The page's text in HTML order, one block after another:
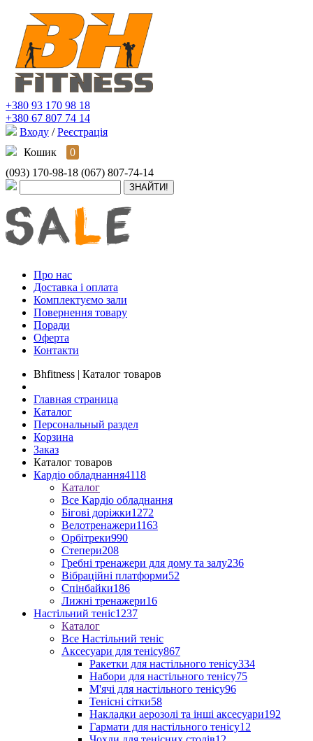
+380 93 170 98 18
+380 67 807 74 14
Входу / Реєстрація
Кошик
0
(093) 170-98-18 (067) 807-74-14
Про нас
Доставка і оплата
Комплектуємо зали
Повернення товару
Поради
Оферта
Контакти
Bhfitness | Каталог товаров
Главная страница
Каталог
Персональный раздел
Корзина
Заказ
Каталог товаров
Кардіо обладнання4118
Каталог
Все Кардіо обладнання
Бігові доріжки1272
Велотренажери1163
Орбітреки990
Степери208
Гребні тренажери для дому та залу236
Вібраційні платформи52
Спінбайки186
Лижні тренажери16
Настільний теніс1237
Каталог
Все Настільний теніс
Аксесуари для тенісу867
Ракетки для настільного тенісу334
Набори для настільного тенісу75
М'ячі для настільного тенісу96
Тенісні сітки58
Накладки аерозолі та інші аксесуари192
Гармати для настільного тенісу12